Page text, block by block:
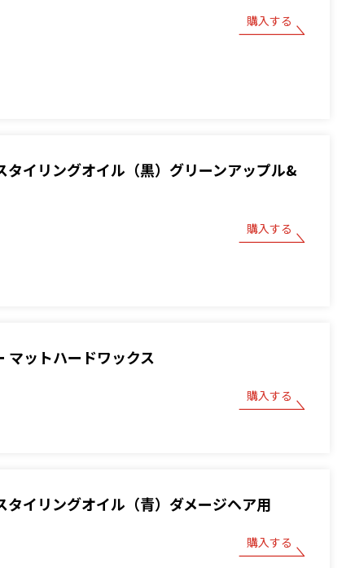
購入する
タイリングオイル（黒）グリーンアップル&
購入する
マットハードワックス
購入する
タイリングオイル（青）ダメージヘア用
購入する